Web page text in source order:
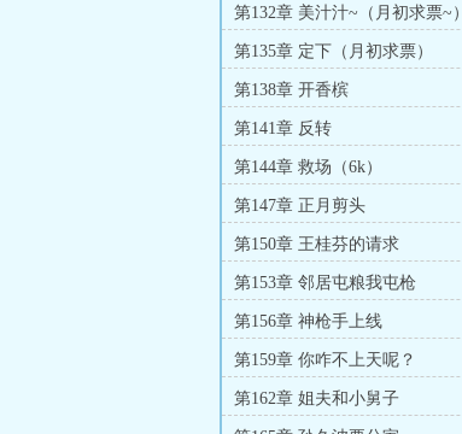
第132章 美汁汁~（月初求票~）
第135章 定下（月初求票）
第138章 开香槟
第141章 反转
第144章 救场（6k）
第147章 正月剪头
第150章 王桂芬的请求
第153章 邻居屯粮我屯枪
第156章 神枪手上线
第159章 你咋不上天呢？
第162章 姐夫和小舅子